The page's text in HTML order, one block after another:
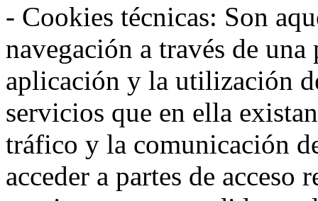
- Cookies técnicas: Son
navegación a través de
aplicación y la utilización
servicios que en ella
tráfico y la comunicación
acceder a partes de